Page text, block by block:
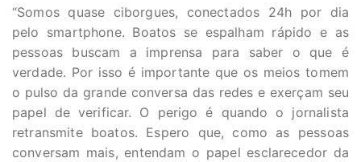
“Somos quase ciborgues, conectados 24h por dia
pelo smartphone. Boatos se espalham rápido e as
pessoas buscam a imprensa para saber o que é
verdade. Por isso é importante que os meios tomem
o pulso da grande conversa das redes e exerçam seu
papel de verificar. O perigo é quando o jornalista
retransmite boatos. Espero que, como as pessoas
conversam mais, entendam o papel esclarecedor da